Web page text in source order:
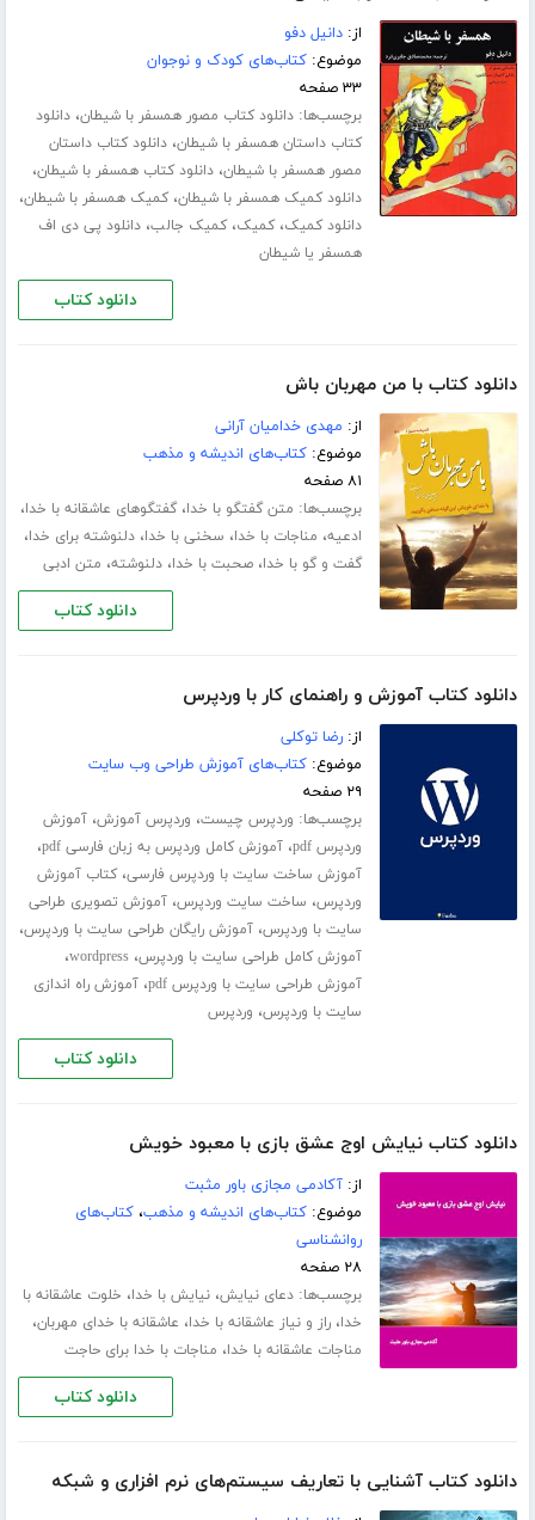
از:دانیل دفو
موضوع:کتاب‌های کودک و نوجوان
۳۳ صفحه
برچسب‌ها:دانلود کتاب مصور همسفر با شیطان،دانلود
کتاب داستان همسفر با شیطان،دانلود کتاب داستان
مصور همسفر با شیطان،دانلود کتاب همسفر با شیطان،
دانلود کمیک همسفر با شیطان،کمیک همسفر با شیطان،
دانلود کمیک،کمیک،کمیک جالب،دانلود پی دی اف
همسفر یا شیطان
دانلود کتاب
دانلود کتاب با من مهربان باش
از: مهدی خدامیان آرانی
موضوع:کتاب‌های اندیشه و مذهب
۸۱ صفحه
برچسب‌ها: متن گفتگو با خدا،گفتگوهای عاشقانه با خدا،
ادعیه، مناجات با خدا، سخنی با خدا،دلنوشته برای خدا،
گفت و گو با خدا،صحبت با خدا،دلنوشته، متن ادبی
دانلود کتاب
دانلود کتاب آموزش و راهنمای کار با وردپرس
از:رضا توکلی
موضوع:کتاب‌های آموزش طراحی وب سایت
۲۹ صفحه
برچسب‌ها: وردپرس چیست، وردپرس آموزش،آموزش
وردپرس pdf
،آموزش کامل وردپرس به زبان فارسی pdf ،
آموزش ساخت سایت با وردپرس فارسی،کتاب آموزش
وردپرس، ساخت سایت وردپرس،آموزش تصویری طراحی
سایت با وردپرس،آموزش رایگان طراحی سایت با وردپرس،
آموزش کامل طراحی سایت با وردپرس،wordpress،
آموزش طراحی سایت با وردپرس pdf ،آموزش راه اندازی
سایت با وردپرس، وردپرس
دانلود کتاب
دانلود کتاب نیایش اوج عشق بازی با معبود خویش
از:آکادمی مجازی باور مثبت
موضوع:کتاب‌های اندیشه و مذهب،کتاب‌های
روانشناسی
۲۸ صفحه
برچسب‌ها:دعای نیایش،نیایش با خدا، خلوت عاشقانه با
خدا،راز و نیاز عاشقانه با خدا، عاشقانه با خدای مهربان،
مناجات عاشقانه با خدا، مناجات با خدا برای حاجت
دانلود کتاب
دانلود کتاب آشنایی با تعاریف سیستم‌های نرم افزاری و شبکه